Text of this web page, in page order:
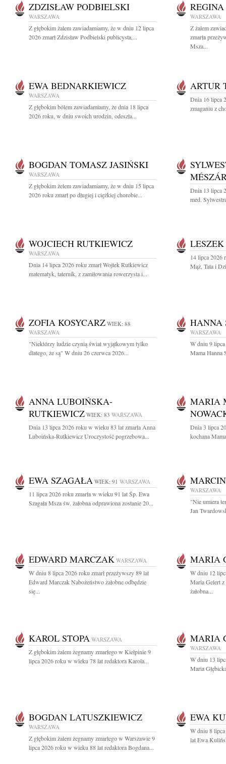
ZDZISŁAW PODBIELSKI
WARSZAWA
Z głębokim żalem zawiadamiamy, że w dniu 12 lipca
2026 zmarł Zdzisław Podbielski publicysta,...
WARSZAWA
Z żalem
zmarła
Msza...
EWA BEDNARKIEWICZ
WARSZAWA
Z głębokim bólem zawiadamiamy, że dnia 18 lipca
2026 roku, w dniu swoich urodzin, odeszła...
ARTUR
Dnia 16 lipca
zmaganiu z
BOGDAN TOMASZ JASIŃSKI
WARSZAWA
Z głębokim żelem zawiadamiamy, że w dniu 15 lipca
2026 roku zmarł po długiej i ciężkiej chorobie...
Dnia 13 lipca
med.
WOJCIECH RUTKIEWICZ
WARSZAWA
Dnia 14 lipca 2026 roku zmarł Wojtek Rutkiewicz
matematyk, taternik, z zamiłowania rowerzysta i...
14 lipca 2026
Mąż, Tata i
ZOFIA KOSYCARZ WIEK: 88
WARSZAWA
"Niektórzy ludzie czynią świat wyjątkowym tylko
dlatego, że są" W dniu 26 czerwca 2026...
HANNA
WARSZAWA
W dniu 9 lipca
Mama Hanna
ANNA LUBOIŃSKA-
RUTKIEWICZ WIEK: 83 WARSZAWA
Dnia 13 lipca 2026 roku w wieku 83 lat zmarła Anna
Luboińska-Rutkiewicz Uroczystość pogrzebowa...
MARIA
Dnia 3 lipca
kochana
EWA SZAGAŁA WIEK: 91 WARSZAWA
11 lipca 2026 roku zmarła w wieku 91 lat Śp. Ewa
Szagała Msza św. żałobna odprawiona zostanie 20...
WARSZAWA
"Nie umiera
Jan
EDWARD MARCZAK WARSZAWA
W dniu 8 lipca 2026 roku zmarł przeżywszy 89 lat
Edward Marczak Nabożeństwo żałobne odbędzie
się...
MARIA
W dniu 12
Maria Gelert
żałobna...
KAROL STOPA WARSZAWA
Z głębokim żalem żegnamy zmarłego w Kiełpinie 9
lipca 2026 roku w wieku 78 lat redaktora Karola...
MARIA
WARSZAWA
W dniu 13
Maria
BOGDAN LATUSZKIEWICZ
WARSZAWA
Z głębokim żalem żegnamy zmarłego w Warszawie 9
lipca 2026 roku w wieku 88 lat redaktora Bogdana...
EWA
W dniu 8
lat Ewa